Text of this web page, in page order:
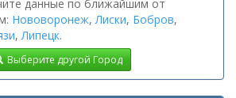
данные по ближайшим от
Нововоронеж,Лиски, Бобров,
,Липецк.
Выберите другой Город